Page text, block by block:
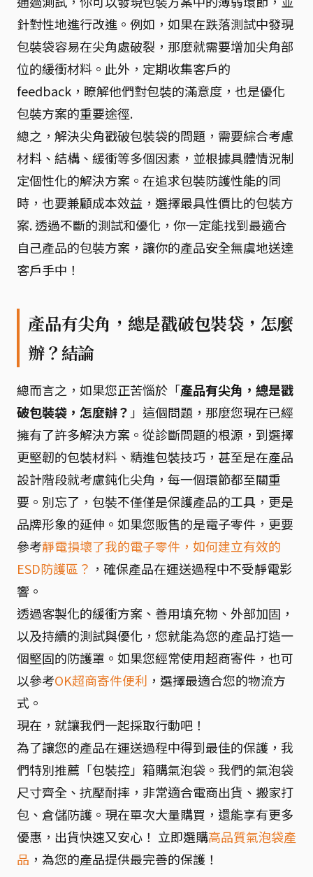
針對性地進行改進。例如，如果在跌落測試中發現
包裝袋容易在尖角處破裂，那麼就需要增加尖角部
位的緩衝材料。此外，定期收集客戶的
feedback，瞭解他們對包裝的滿意度，也是優化
包裝方案的重要途徑.
總之，解決尖角戳破包裝袋的問題，需要綜合考慮
材料、結構、緩衝等多個因素，並根據具體情況制
定個性化的解決方案。在追求包裝防護性能的同
時，也要兼顧成本效益，選擇最具性價比的包裝方
案. 透過不斷的測試和優化，你一定能找到最適合
自己產品的包裝方案，讓你的產品安全無虞地送達
客戶手中！
產品有尖角，總是戳破包裝袋，怎麼
辦？結論
總而言之，如果您正苦惱於「產品有尖角，總是戳
破包裝袋，怎麼辦？ 」這個問題，那麼您現在已經
擁有了許多解決方案。從診斷問題的根源，到選擇
更堅韌的包裝材料、精進包裝技巧，甚至是在產品
設計階段就考慮鈍化尖角，每一個環節都至關重
要。別忘了，包裝不僅僅是保護產品的工具，更是
品牌形象的延伸。如果您販售的是電子零件，更要
參考靜電損壞了我的電子零件，如何建立有效的
ESD防護區？ ，確保產品在運送過程中不受靜電影
響。
透過客製化的緩衝方案、善用填充物、外部加固，
以及持續的測試與優化，您就能為您的產品打造一
個堅固的防護罩。如果您經常使用超商寄件，也可
以參考OK超商寄件便利 ，選擇最適合您的物流方
式。
現在，就讓我們一起採取行動吧！
為了讓您的產品在運送過程中得到最佳的保護，我
們特別推薦「包裝控」箱購氣泡袋。我們的氣泡袋
尺寸齊全、抗壓耐摔，非常適合電商出貨、搬家打
包、倉儲防護。現在單次大量購買，還能享有更多
優惠，出貨快速又安心！ 立即選購高品質氣泡袋產
品 ，為您的產品提供最完善的保護！